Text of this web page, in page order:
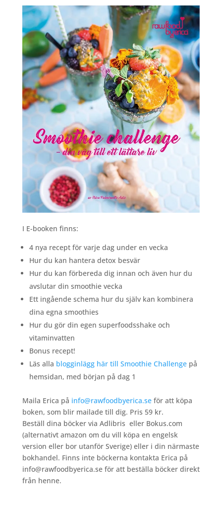
I E-booken finns:
4 nya recept för varje dag under en vecka
Hur du kan hantera detox besvär
Hur du kan förbereda dig innan och även hur du
avslutar din smoothie vecka
Ett ingående schema hur du själv kan kombinera
dina egna smoothies
Hur du gör din egen superfoodsshake och
vitaminvatten
Bonus recept!
Läs alla blogginlägg här till Smoothie Challenge på
hemsidan, med början på dag 1
Maila Erica på info@rawfoodbyerica.seför att köpa
boken, som blir mailade till dig. Pris 59 kr.
Beställ dina böcker via Adlibris eller Bokus.com
(alternativt amazon om du vill köpa en engelsk
version eller bor utanför Sverige) eller i din närmaste
bokhandel. Finns inte böckerna kontakta Erica på
info@rawfoodbyerica.se för att beställa böcker direkt
från henne.